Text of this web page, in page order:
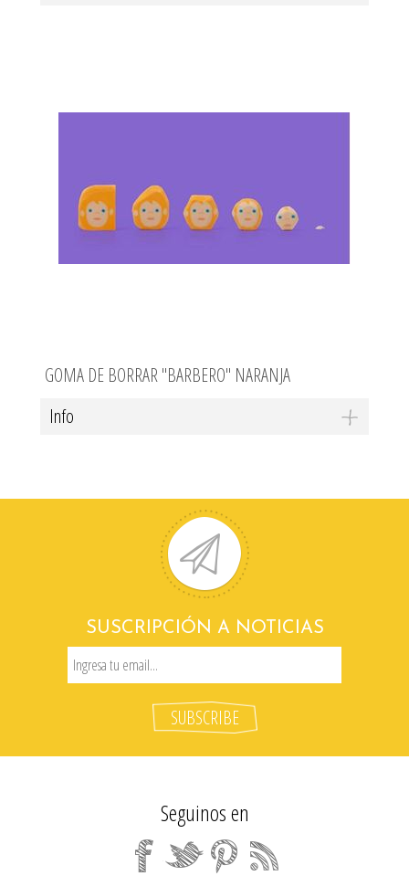
GOMA DE BORRAR "BARBERO" NARANJA
Info
SUSCRIPCIÓN A NOTICIAS
Seguinos en